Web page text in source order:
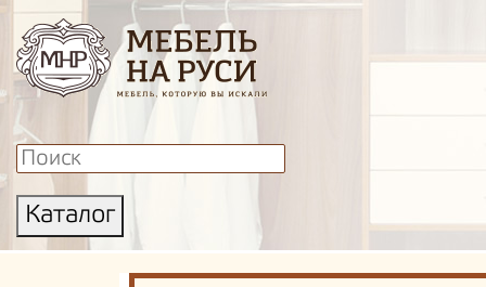
Каталог